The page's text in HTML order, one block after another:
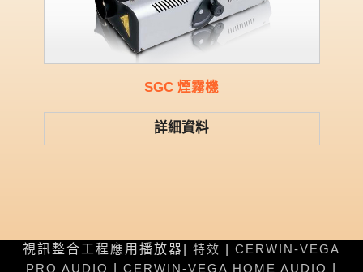
SGC 煙霧機
詳細資料
視訊整合工程應用播放器| 特效
CERWIN-VEGA
PRO AUDIO
CERWIN-VEGA HOME AUDIO